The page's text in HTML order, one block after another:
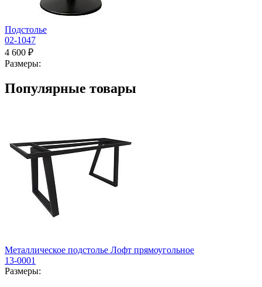
Подстолье
02-1047
4 600 ₽
Размеры:
Популярные товары
Металлическое подстолье Лофт прямоугольное
13-0001
Размеры: